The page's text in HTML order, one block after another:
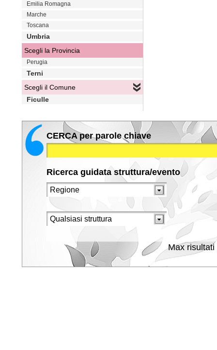
Emilia Romagna
Marche
Toscana
Umbria
Scegli la Provincia
Perugia
Terni
Scegli il Comune
Ficulle
CERCA per parole chiave
Ricerca guidata struttura/evento
Max risultati